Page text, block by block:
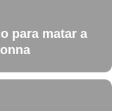
para matar a